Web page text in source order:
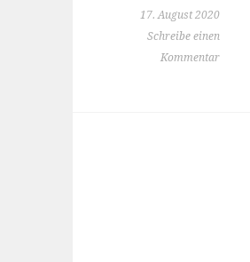
17. August 2020
Schreibe einen
Kommentar